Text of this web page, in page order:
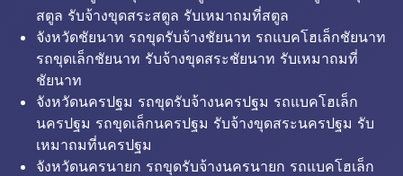
สตูล รับจ้างขุดสระสตูล รับเหมาถมที่สตูล
จังหวัดชัยนาท รถขุดรับจ้างชัยนาท รถแบคโฮเล็กชัยนาท
รถขุดเล็กชัยนาท รับจ้างขุดสระชัยนาท รับเหมาถมที่
ชัยนาท
จังหวัดนครปฐม รถขุดรับจ้างนครปฐม รถแบคโฮเล็ก
นครปฐม รถขุดเล็กนครปฐม รับจ้างขุดสระนครปฐม รับ
เหมาถมที่นครปฐม
จังหวัดนครนายก รถขุดรับจ้างนครนายก รถแบคโฮเล็ก